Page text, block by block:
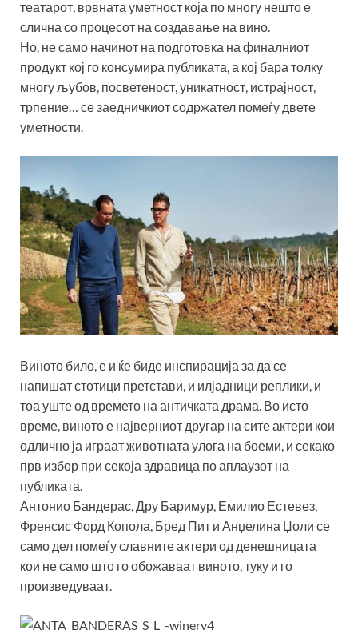
театарот, врвната уметност која по многу нешто е
слична со процесот на создавање на вино.
Но, не само начинот на подготовка на финалниот
продукт кој го консумира публиката, а кој бара толку
многу љубов, посветеност, уникатност, истрајност,
трпение… се заедничкиот содржател помеѓу двете
уметности.
Виното било, е и ќе биде инспирација за да се
напишат стотици претстави, и илјадници реплики, и
тоа уште од времето на античката драма. Во исто
време, виното е најверниот другар на сите актери кои
одлично ја играат животната улога на боеми, и секако
прв избор при секоја здравица по аплаузот на
публиката.
Антонио Бандерас, Дру Баримур, Емилио Естевез,
Френсис Форд Копола, Бред Пит и Анџелина Џоли се
само дел помеѓу славните актери од денешницата
кои не само што го обожаваат виното, туку и го
произведуваат.